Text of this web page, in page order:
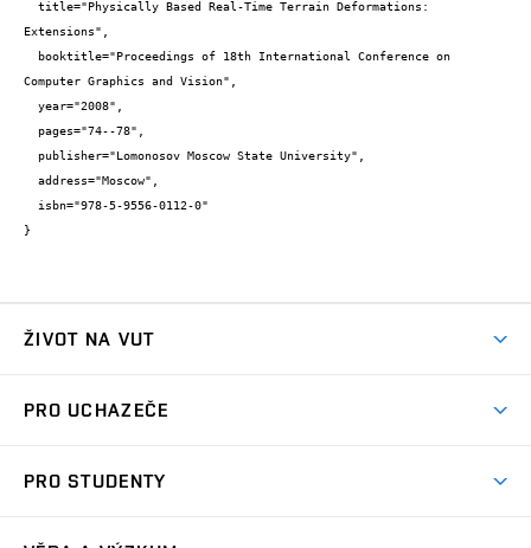
Extensions",
Computer Graphics and Vision",
}
ŽIVOT NA VUT
Koleje
PRO UCHAZEČE
Dny otevřených dveří
PRO STUDENTY